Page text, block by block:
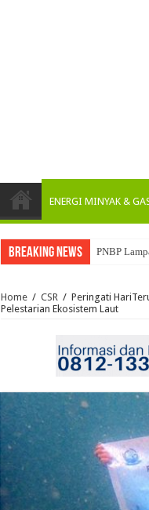
ENERGI MINYAK &
Breaking News PNBP
Home / CSR / Peringati
Pelestarian Ekosistem Laut